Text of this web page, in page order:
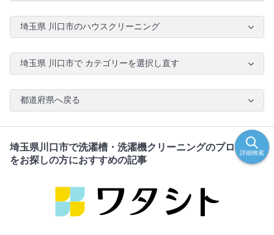
埼玉県 川口市のハウスクリーニング
埼玉県 川口市で カテゴリーを選択し直す
都道府県へ戻る
埼玉県川口市で洗濯槽・洗濯機クリーニングのプロ・業者
をお探しの方におすすめの記事
詳細検索